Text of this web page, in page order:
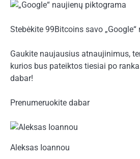
Stebėkite 99Bitcoins savo
Gaukite naujausius atnaujinimus,
kurios bus pateiktos tiesiai po
dabar!
Prenumeruokite dabar
Aleksas Ioannou